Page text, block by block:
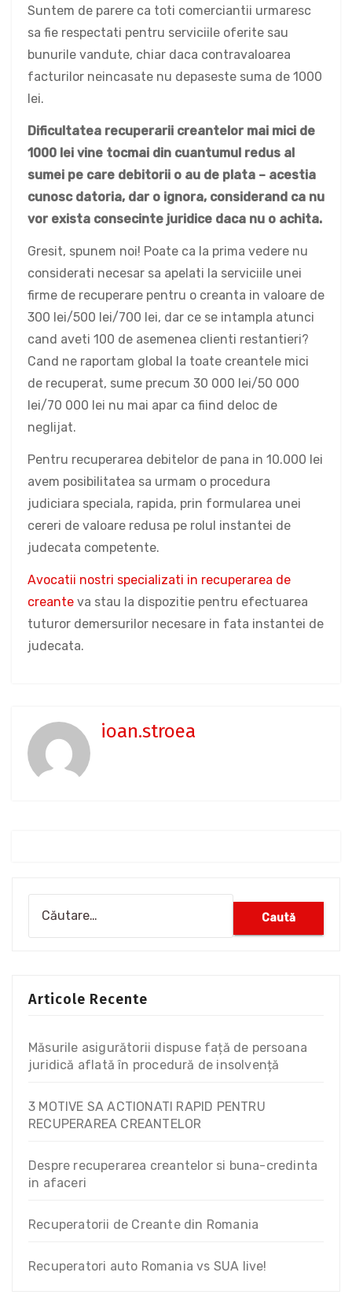
Suntem de parere ca toti comerciantii urmaresc
sa fie respectati pentru serviciile oferite sau
bunurile vandute, chiar daca contravaloarea
facturilor neincasate nu depaseste suma de 1000
lei.
Dificultatea recuperarii creantelor mai mici de
1000 lei vine tocmai din cuantumul redus al
sumei pe care debitorii o au de plata – acestia
cunosc datoria, dar o ignora, considerand ca nu
vor exista consecinte juridice daca nu o achita.
Gresit, spunem noi! Poate ca la prima vedere nu
considerati necesar sa apelati la serviciile unei
firme de recuperare pentru o creanta in valoare de
300 lei/500 lei/700 lei, dar ce se intampla atunci
cand aveti 100 de asemenea clienti restantieri?
Cand ne raportam global la toate creantele mici
de recuperat, sume precum 30 000 lei/50 000
lei/70 000 lei nu mai apar ca fiind deloc de
neglijat.
Pentru recuperarea debitelor de pana in 10.000 lei
avem posibilitatea sa urmam o procedura
judiciara speciala, rapida, prin formularea unei
cereri de valoare redusa pe rolul instantei de
judecata competente.
Avocatii nostri specializati in recuperarea de
creante va stau la dispozitie pentru efectuarea
tuturor demersurilor necesare in fata instantei de
judecata.
ioan.stroea
Articole Recente
Măsurile asigurătorii dispuse față de persoana
juridică aflată în procedură de insolvență
3 MOTIVE SA ACTIONATI RAPID PENTRU
RECUPERAREA CREANTELOR
Despre recuperarea creantelor si buna-credinta
in afaceri
Recuperatorii de Creante din Romania
Recuperatori auto Romania vs SUA live!